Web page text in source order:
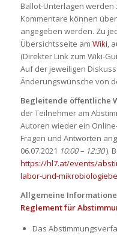
Ballot-Unterlagen
Kommentare können
angegeben werden. Zu
Übersichtsseite am Wiki,
(Direkter Link zum Wiki-
Auf der jeweiligen
Änderungswünsche von
Begleitende öffentliche
der Teilnehmer am
Autoren wieder ein
Fragen und Antworten
06.07.2021 10:00 – 12:30).
https://hl7.at/events/
labor-und-
Allgemeine
Reglement für
Das